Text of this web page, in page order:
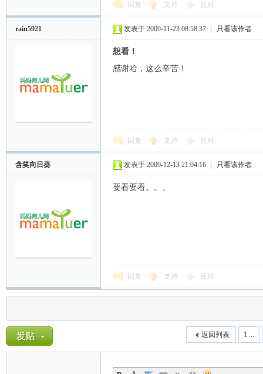
回复 支持 反对
rain5921 发表于 2009-11-23 08:58:37 只看该作者
想看！
感谢哈，这么辛苦！
回复 支持 反对
含笑向日葵 发表于 2009-12-13 21:04:16 只看该作者
要看要看。。。
回复 支持 反对
1 ...
返回列表